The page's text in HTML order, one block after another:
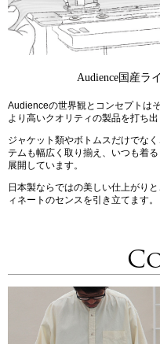
Audience国産ラ
Audienceの世界観とコンセプトは
より高いクオリティの製品を打ち出
ジャケット類やボトムスだけでな
テムも幅広く取り揃え、いつも着
展開しています。
日本製ならではの美しい仕上がり
ィネートのセンスを引き立てます。